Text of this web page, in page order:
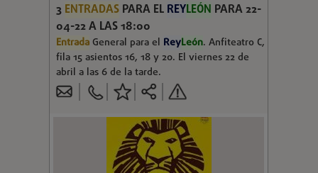
3 ENTRADASPARA EL REYLEÓN PARA 22-
04-22 A LAS 18:00
EntradaGeneral para el ReyLeón. Anfiteatro C,
fila 15 asientos 16, 18 y 20. El viernes 22 de
abril a las 6 de la tarde.